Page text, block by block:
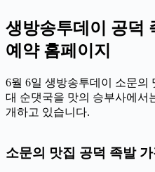
생방송투데이 공덕
예약 홈페이지
6월 6일 생방송투데이 소문의
대 순댓국을 맛의 승부사에서
개하고 있습니다.
소문의 맛집 공덕 족발